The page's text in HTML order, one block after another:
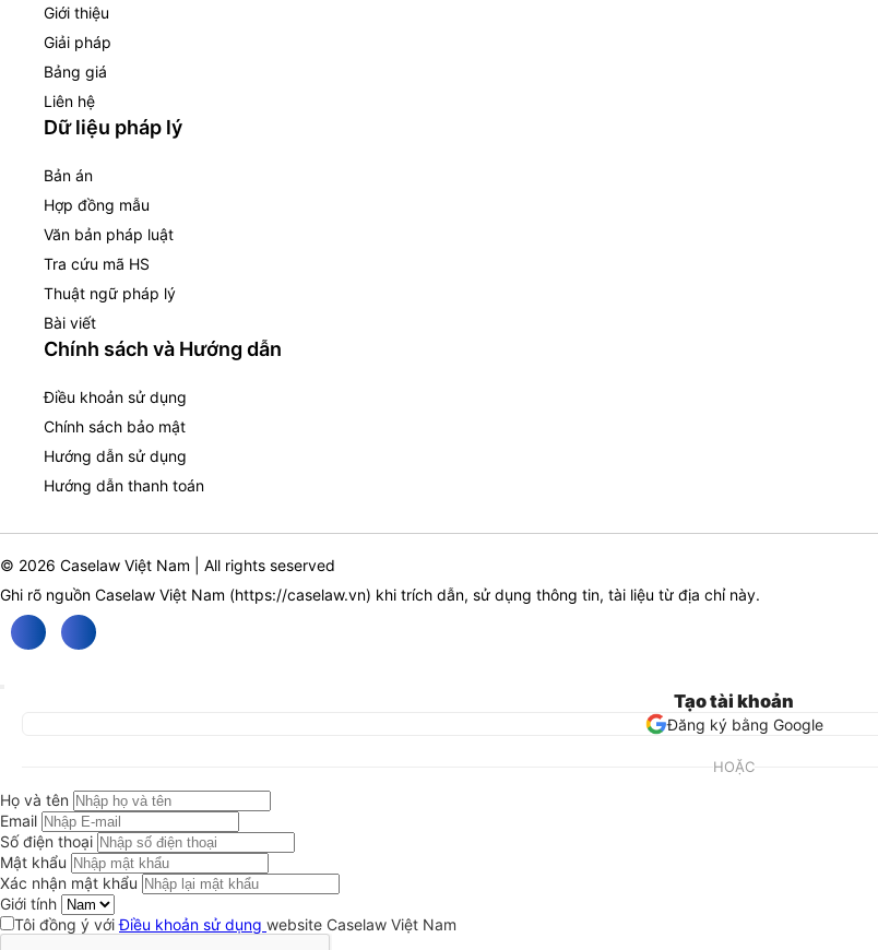
Giới thiệu
Giải pháp
Bảng giá
Liên hệ
Dữ liệu pháp lý
Bản án
Hợp đồng mẫu
Văn bản pháp luật
Tra cứu mã HS
Thuật ngữ pháp lý
Bài viết
Chính sách và Hướng dẫn
Điều khoản sử dụng
Chính sách bảo mật
Hướng dẫn sử dụng
Hướng dẫn thanh toán
© 2026 Caselaw Việt Nam | All rights seserved
Ghi rõ nguồn Caselaw Việt Nam (https://caselaw.vn) khi trích dẫn, sử dụng thông tin, tài liệu từ địa chỉ này.
Tạo tài khoản
Đăng ký bằng Google
HOẶC
Họ và tên
Email
Số điện thoại
Mật khẩu
Xác nhận mật khẩu
Giới tính
Tôi đồng ý vớiĐiều khoản sử dụng website Caselaw Việt Nam